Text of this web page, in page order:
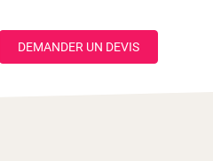
DEMANDER UN DEVIS